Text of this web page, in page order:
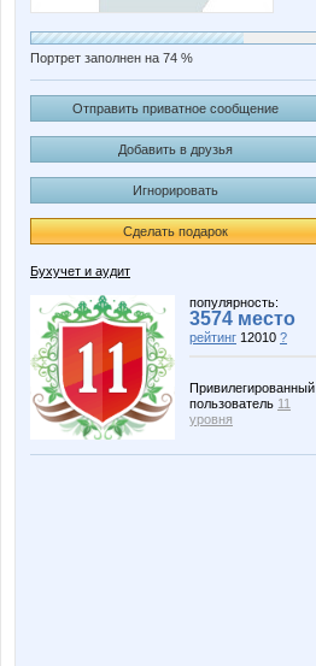
Портрет заполнен на 74 %
Отправить приватное сообщение
Добавить в друзья
Игнорировать
Сделать подарок
Бухучет и аудит
популярность:
3574 место
рейтинг 12010 ?
Привилегированный
пользователь 11
уровня